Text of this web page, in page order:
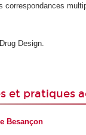
correspondances
Design.
et pratiques
Besançon